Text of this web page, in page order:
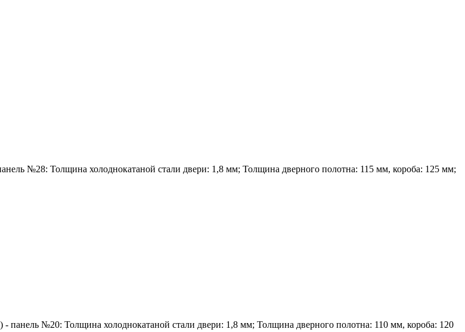
№28: Толщина холоднокатаной стали двери: 1,8 мм; Толщина дверного полотна: 115 мм, короба: 125 мм;
панель №20: Толщина холоднокатаной стали двери: 1,8 мм; Толщина дверного полотна: 110 мм, короба: 120